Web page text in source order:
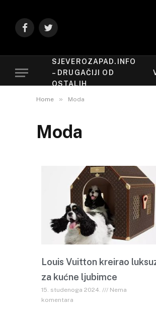
FacebookTwitter
SJEVEROZAPAD.INFO
– DRUGAČIJI OD
OSTALIH
Home » Moda
Moda
Louis Vuitton kreirao
za kućne ljubimce
15. studenoga 2024.
Nema
komentara